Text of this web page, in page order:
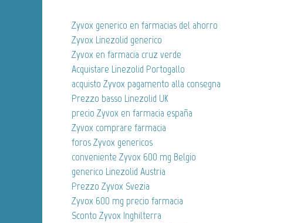
Zyvox generico en farmacias del ahorro
Zyvox Linezolid generico
Zyvox en farmacia cruz verde
Acquistare Linezolid Portogallo
acquisto Zyvox pagamento alla consegna
Prezzo basso Linezolid UK
precio Zyvox en farmacia españa
Zyvox comprare farmacia
foros Zyvox genericos
conveniente Zyvox 600 mg Belgio
generico Linezolid Austria
Prezzo Zyvox Svezia
Zyvox 600 mg precio farmacia
Sconto Zyvox Inghilterra